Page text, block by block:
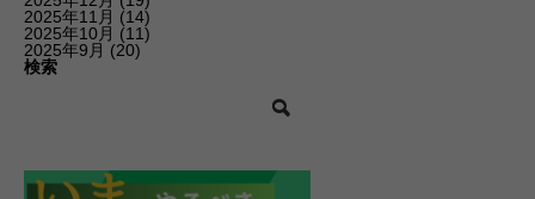
2025年11月 (14)
2025年10月 (11)
2025年9月 (20)
検索